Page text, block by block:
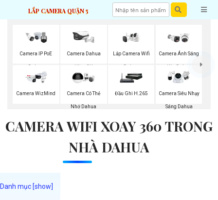
LẮP CAMERA QUẬN 5
Camera IP PoE
Dahua
Camera Dahua
Ultra 2K
Lắp Camera Wifi
Dahua
Camera Ánh Sáng
Kép Dahua
Camera WizMind Camera Có Thẻ
Nhớ Dahua
Đầu Ghi H.265 Camera Siêu Nhạy
Sáng Dahua
CAMERA WIFI XOAY 360 TRONG
NHÀ DAHUA